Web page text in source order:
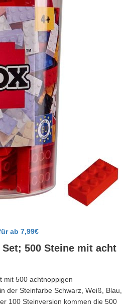
ab 7,99€
Set; 500 Steine mit acht
mit 500 achtnoppigen
der Steinfarbe Schwarz, Weiß, Blau,
100 Steinversion kommen die 500